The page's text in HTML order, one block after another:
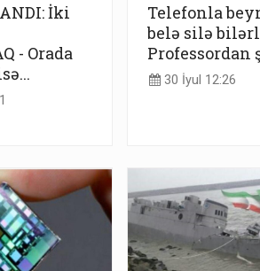
İki
- Orada
Telefonla
belə silə
Professordan
30 İyul 12:26